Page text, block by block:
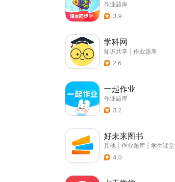
作业题库
3.9
学科网
知识共享
作业题库
2.6
一起作业
作业题库
3.2
好未来图书
其他 作业题库
学生课堂
4.0